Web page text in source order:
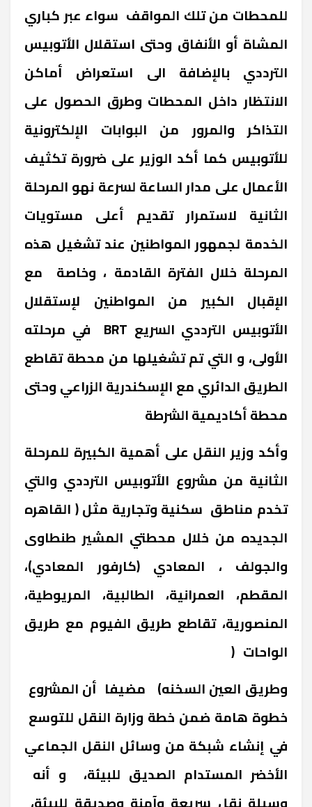
للمحطات من تلك المواقف سواء عبر كباري
المشاة أو الأنفاق وحتى استقلال الأتوبيس
الترددي بالإضافة الى استعراض أماكن
الانتظار داخل المحطات وطرق الحصول على
التذاكر والمرور من البوابات الإلكترونية
للأتوبيس كما أكد الوزير على ضرورة تكثيف
الأعمال على مدار الساعة لسرعة نهو المرحلة
الثانية لاستمرار تقديم أعلى مستويات
الخدمة لجمهور المواطنين عند تشغيل هذه
المرحلة خلال الفترة القادمة ، وخاصة مع
الإقبال الكبير من المواطنين لإستقلال
الأتوبيس الترددي السريع
في مرحلته
الأولى، و التي تم تشغيلها من محطة تقاطع
الطريق الدائري مع الإسكندرية الزراعي وحتى
محطة أكاديمية الشرطة
وأكد وزير النقل على أهمية الكبيرة للمرحلة
الثانية من مشروع الأتوبيس الترددي والتي
تخدم مناطق سكنية وتجارية مثل ( القاهره
الجديده من خلال محطتي المشير طنطاوى
والجولف ، المعادي (كارفور المعادي)،
المقطم، العمرانية، الطالبية، المريوطية،
المنصورية، تقاطع طريق الفيوم مع طريق
الواحات (
وطريق العين السخنه) مضيفا أن المشروع
خطوة هامة ضمن خطة وزارة النقل للتوسع
في إنشاء شبكة من وسائل النقل الجماعي
الأخضر المستدام الصديق للبيئة، و أنه